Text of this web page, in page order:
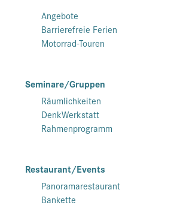
Angebote
Barrierefreie Ferien
Motorrad-Touren
Seminare/Gruppen
Räumlichkeiten
DenkWerkstatt
Rahmenprogramm
Restaurant/Events
Panoramarestaurant
Bankette